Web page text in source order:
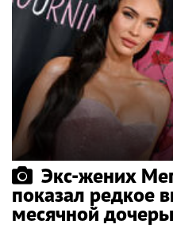
Экс-жених
показал редкое
месячной